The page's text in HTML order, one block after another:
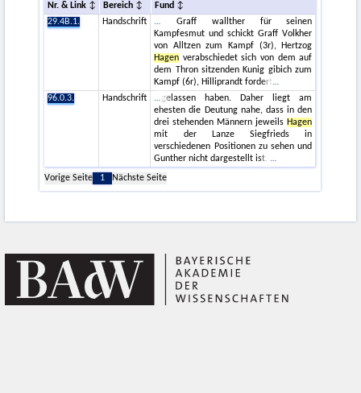
Nr. & Link Bereich
Fund
29.4B.1.
Handschrift
Graff wallther für seinen
Kampfesmut und schickt Graff Volkher
von Alltzen zum Kampf (3r), Hertzog
Hagen verabschiedet sich von dem auf
dem Thron sitzenden Kunig gibich zum
Kampf (6r), Hilliprandt fordert
96.0.3.
Handschrift
gelassen haben. Daher liegt am
ehesten die Deutung nahe, dass in den
drei stehenden Männern jeweils Hagen
mit der Lanze Siegfrieds in
verschiedenen Positionen zu sehen und
Gunther nicht dargestellt ist.
Vorige Seite
1 Nächste Seite